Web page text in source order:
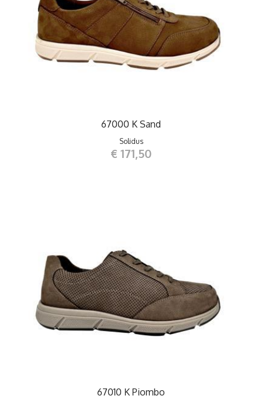
67000 K Sand
Solidus
€ 171,50
67010 K Piombo